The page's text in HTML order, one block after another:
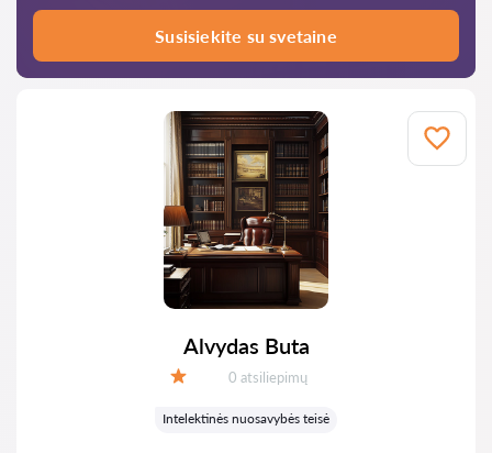
Susisiekite su svetaine
Alvydas Buta
Atsiliepimų:
0 atsiliepimų
Intelektinės nuosavybės teisė